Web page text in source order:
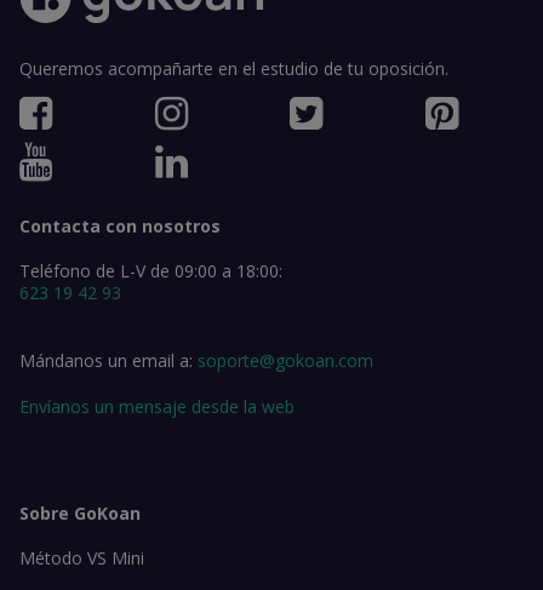
Queremos acompañarte en el estudio de tu oposición.
Contacta con nosotros
Teléfono de L-V de 09:00 a 18:00:
623 19 42 93
Mándanos un email a: soporte@gokoan.com
Envíanos un mensaje desde la web
Sobre GoKoan
Método VS Mini